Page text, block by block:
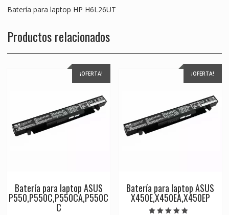
Batería para laptop HP H6L26UT
Productos relacionados
¡OFERTA!
Batería para laptop ASUS
P550,P550C,P550CA,P550C
C
¡OFERTA!
Batería para laptop ASUS
X450E,X450EA,X450EP